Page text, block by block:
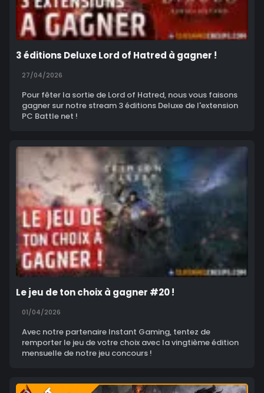
3 éditions Deluxe Lord of Hatred à gagner !
27/04/2026
Pour fêter la sortie de Lord of Hatred, nous vous faisons
gagner sur notre stream 3 éditions Deluxe de l'extension
PC Battle net !
Le jeu de ton choix à gagner #20 !
01/04/2026
Avec notre partenaire Instant Gaming, tentez de
remporter le jeu de votre choix avec la vingtième édition
mensuelle de notre jeu concours !